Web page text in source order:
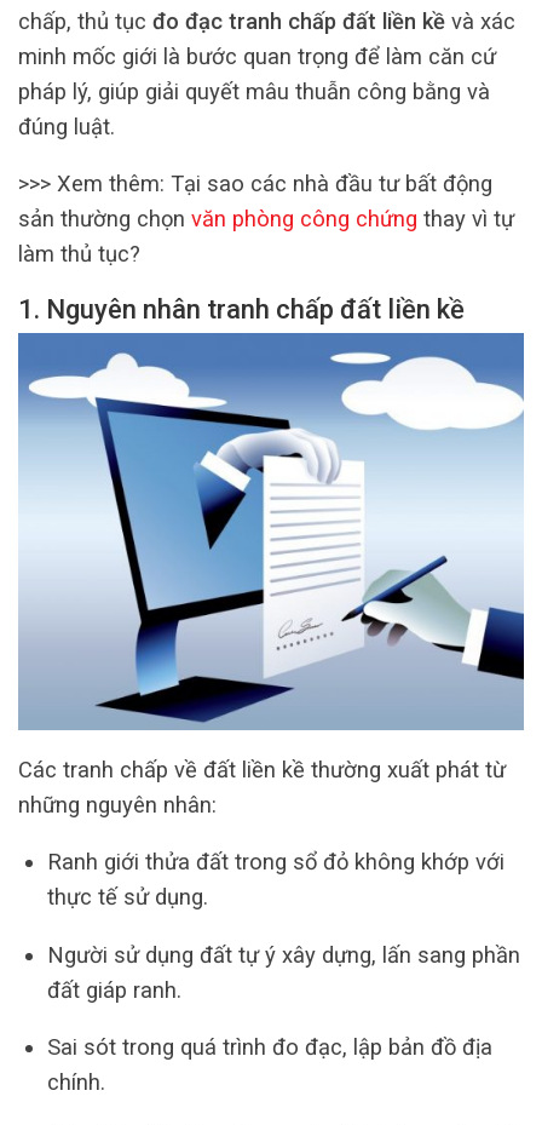
chấp, thủ tục đo đạc tranh chấp đất liền kề và xác
minh mốc giới là bước quan trọng để làm căn cứ
pháp lý, giúp giải quyết mâu thuẫn công bằng và
đúng luật.
>>> Xem thêm: Tại sao các nhà đầu tư bất động
sản thường chọn văn phòng công chứng thay vì tự
làm thủ tục?
1. Nguyên nhân tranh chấp đất liền kề
Các tranh chấp về đất liền kề thường xuất phát từ
những nguyên nhân:
Ranh giới thửa đất trong sổ đỏ không khớp với
thực tế sử dụng.
Người sử dụng đất tự ý xây dựng, lấn sang phần
đất giáp ranh.
Sai sót trong quá trình đo đạc, lập bản đồ địa
chính.